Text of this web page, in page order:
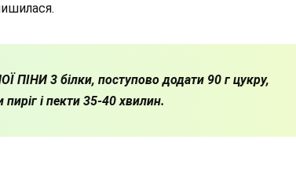
3 білки, поступово додати 90 г цукру,
пиріг і пекти 35-40 хвилин.